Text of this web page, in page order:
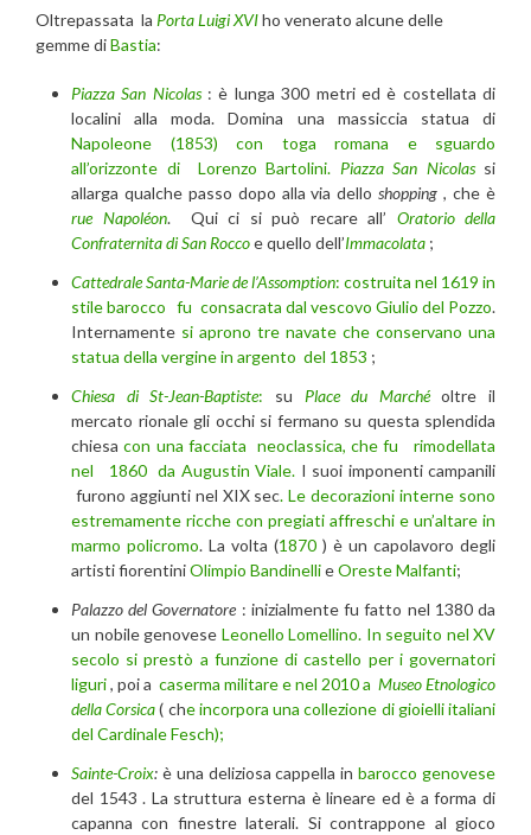
Oltrepassata la Porta Luigi XVIho venerato alcune delle
gemme diBastia:
Piazza San Nicolas: è lunga 300 metri ed è costellata di
localini alla moda. Domina una massiccia statua di
Napoleone (1853) con toga romana e sguardo
all’orizzonte di Lorenzo Bartolini. Piazza San Nicolassi
allarga qualche passo dopo alla via delloshopping , che è
rue Napoléon. Qui ci si può recare all’ Oratorio della
Confraternita di San Roccoe quello dell’Immacolata ;
Cattedrale Santa-Marie de l’Assomption: costruita nel 1619 in
stile barocco fu consacrata dal vescovo Giulio del Pozzo.
Internamente si aprono tre navate che conservano una
statua della vergine in argento del 1853 ;
Chiesa di St-Jean-Baptiste: su Place du Marchéoltre il
mercato rionale gli occhi si fermano su questa splendida
chiesacon una facciata neoclassica, che fu rimodellata
nel 1860 da Augustin Viale. I suoi imponenti campanili
furono aggiunti nel XIX sec. Le decorazioni interne sono
estremamente ricche con pregiati affreschi e un’altare in
marmo policromo. La volta (1870 ) è un capolavoro degli
artisti fiorentiniOlimpio BandinellieOreste Malfanti;
Palazzo del Governatore : inizialmente fu fatto nel 1380 da
un nobile genovese Leonello Lomellino. In seguito nel XV
secolo si prestò a funzione di castello per i governatori
liguri, poi a caserma militare e nel 2010 a Museo Etnologico
della Corsica( che incorpora una collezione di gioielli italiani
del Cardinale Fesch);
Sainte-Croix: è una deliziosa cappella inbarocco genovese
del 1543 . La struttura esterna è lineare ed è a forma di
capanna con finestre laterali. Si contrappone al gioco